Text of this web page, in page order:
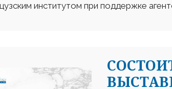
институтом при поддержке